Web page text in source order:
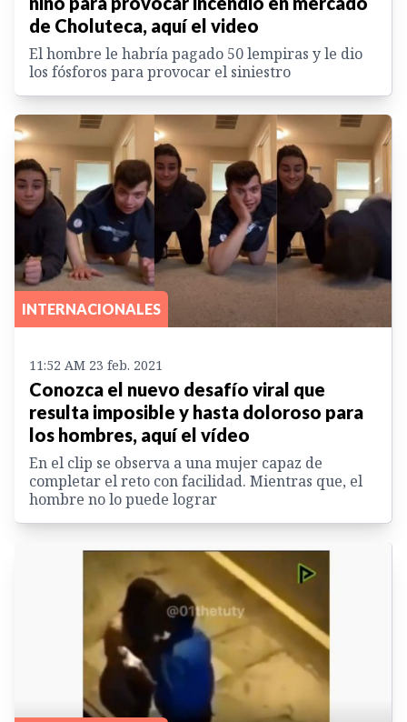
de Choluteca, aquí el video
El hombre le habría pagado 50 lempiras y le dio
los fósforos para provocar el siniestro
INTERNACIONALES
11:52 AM 23 feb. 2021
Conozca el nuevo desafío viral que
resulta imposible y hasta doloroso para
los hombres, aquí el vídeo
En el clip se observa a una mujer capaz de
completar el reto con facilidad. Mientras que, el
hombre no lo puede lograr